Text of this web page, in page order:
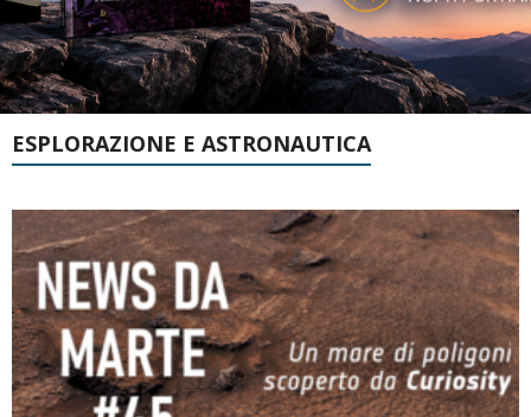
ESPLORAZIONE E ASTRONAUTICA